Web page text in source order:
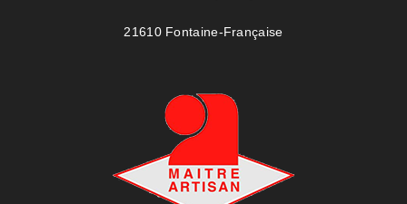
21610 Fontaine-Française